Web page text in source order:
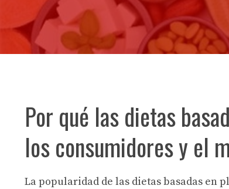
Por qué las dietas
los consumidores y el
La popularidad de las dietas basadas en